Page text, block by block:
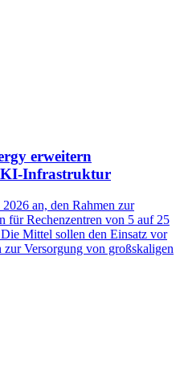
erweitern
KI-Infrastruktur
an, den Rahmen zur
für Rechenzentren von 5 auf 25
Mittel sollen den Einsatz vor
Versorgung von großskaligen